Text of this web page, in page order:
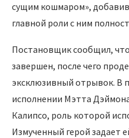
сущим кошмаром»,
главной роли с ним
Постановщик сообщил,
завершен, после чего
эксклюзивный отрывок. В
исполнении Мэтта
Калипсо, роль которой
Измученный герой задает